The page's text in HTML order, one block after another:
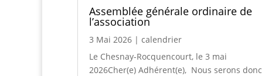
Assemblée générale ordinaire de
l’association
3 Mai 2026 | calendrier
Le Chesnay-Rocquencourt, le 3 mai
2026Cher(e) Adhérent(e), Nous serons donc